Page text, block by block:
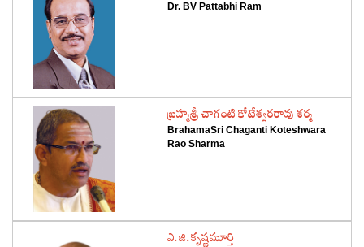
Dr. BV Pattabhi Ram
‌బ్రహ్మశ్రీ చాగంటి కోటేశ్వరరావు శర్మ
BrahamaSri Chaganti Koteshwara
Rao Sharma
‌ఎ.జి.కృష్ణమూర్తి